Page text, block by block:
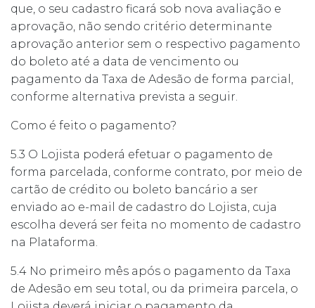
que, o seu cadastro ficará sob nova avaliação e
aprovação, não sendo critério determinante
aprovação anterior sem o respectivo pagamento
do boleto até a data de vencimento ou
pagamento da Taxa de Adesão de forma parcial,
conforme alternativa prevista a seguir.
Como é feito o pagamento?
5.3 O Lojista poderá efetuar o pagamento de
forma parcelada, conforme contrato, por meio de
cartão de crédito ou boleto bancário a ser
enviado ao e-mail de cadastro do Lojista, cuja
escolha deverá ser feita no momento de cadastro
na Plataforma.
5.4 No primeiro mês após o pagamento da Taxa
de Adesão em seu total, ou da primeira parcela, o